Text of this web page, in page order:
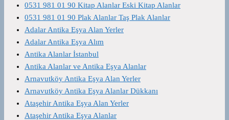
0531 981 01 90 Kitap Alanlar Eski Kitap Alanlar
0531 981 01 90 Plak Alanlar Taş Plak Alanlar
Adalar Antika Eşya Alan Yerler
Adalar Antika Eşya Alım
Antika Alanlar İstanbul
Antika Alanlar ve Antika Eşya Alanlar
Arnavutköy Antika Eşya Alan Yerler
Arnavutköy Antika Eşya Alanlar Dükkanı
Ataşehir Antika Eşya Alan Yerler
Ataşehir Antika Eşya Alanlar